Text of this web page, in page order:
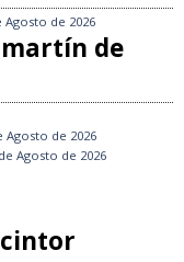
Agosto de 2026
de
Agosto de 2026
Agosto de 2026